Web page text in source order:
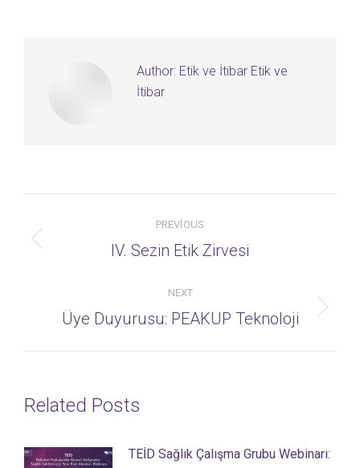
Author: Etik ve İtibar Etik ve
İtibar
navigation
PREVIOUS
Previous
IV. Sezin Etik Zirvesi
NEXT
Next
Üye Duyurusu: PEAKUP Teknoloji
Related Posts
TEİD Sağlık Çalışma Grubu Webinarı: